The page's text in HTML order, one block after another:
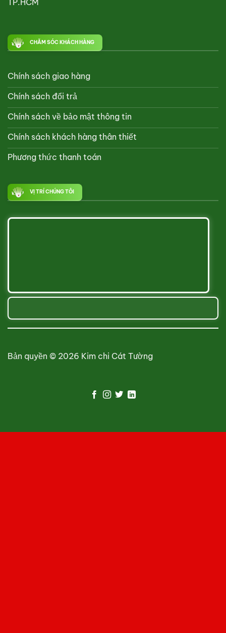
TP.HCM
CHĂM SÓC KHÁCH HÀNG
Chính sách giao hàng
Chính sách đổi trả
Chính sách về bảo mật thông tin
Chính sách khách hàng thân thiết
Phương thức thanh toán
VỊ TRÍ CHÚNG TÔI
Bản quyền © 2026 Kim chi Cát Tường